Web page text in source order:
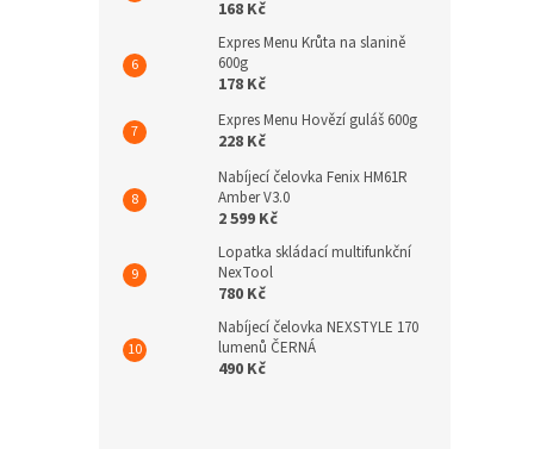
168 Kč
Expres Menu Krůta na slanině
600g
178 Kč
Expres Menu Hovězí guláš 600g
228 Kč
Nabíjecí čelovka Fenix HM61R
Amber V3.0
2 599 Kč
Lopatka skládací multifunkční
NexTool
780 Kč
Nabíjecí čelovka NEXSTYLE 170
lumenů ČERNÁ
490 Kč